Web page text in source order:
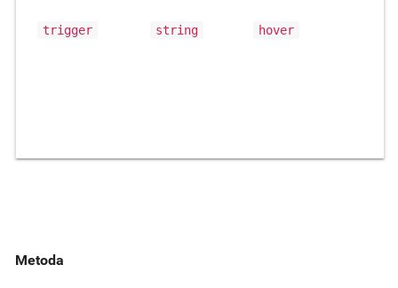
trigger string hover
Metoda